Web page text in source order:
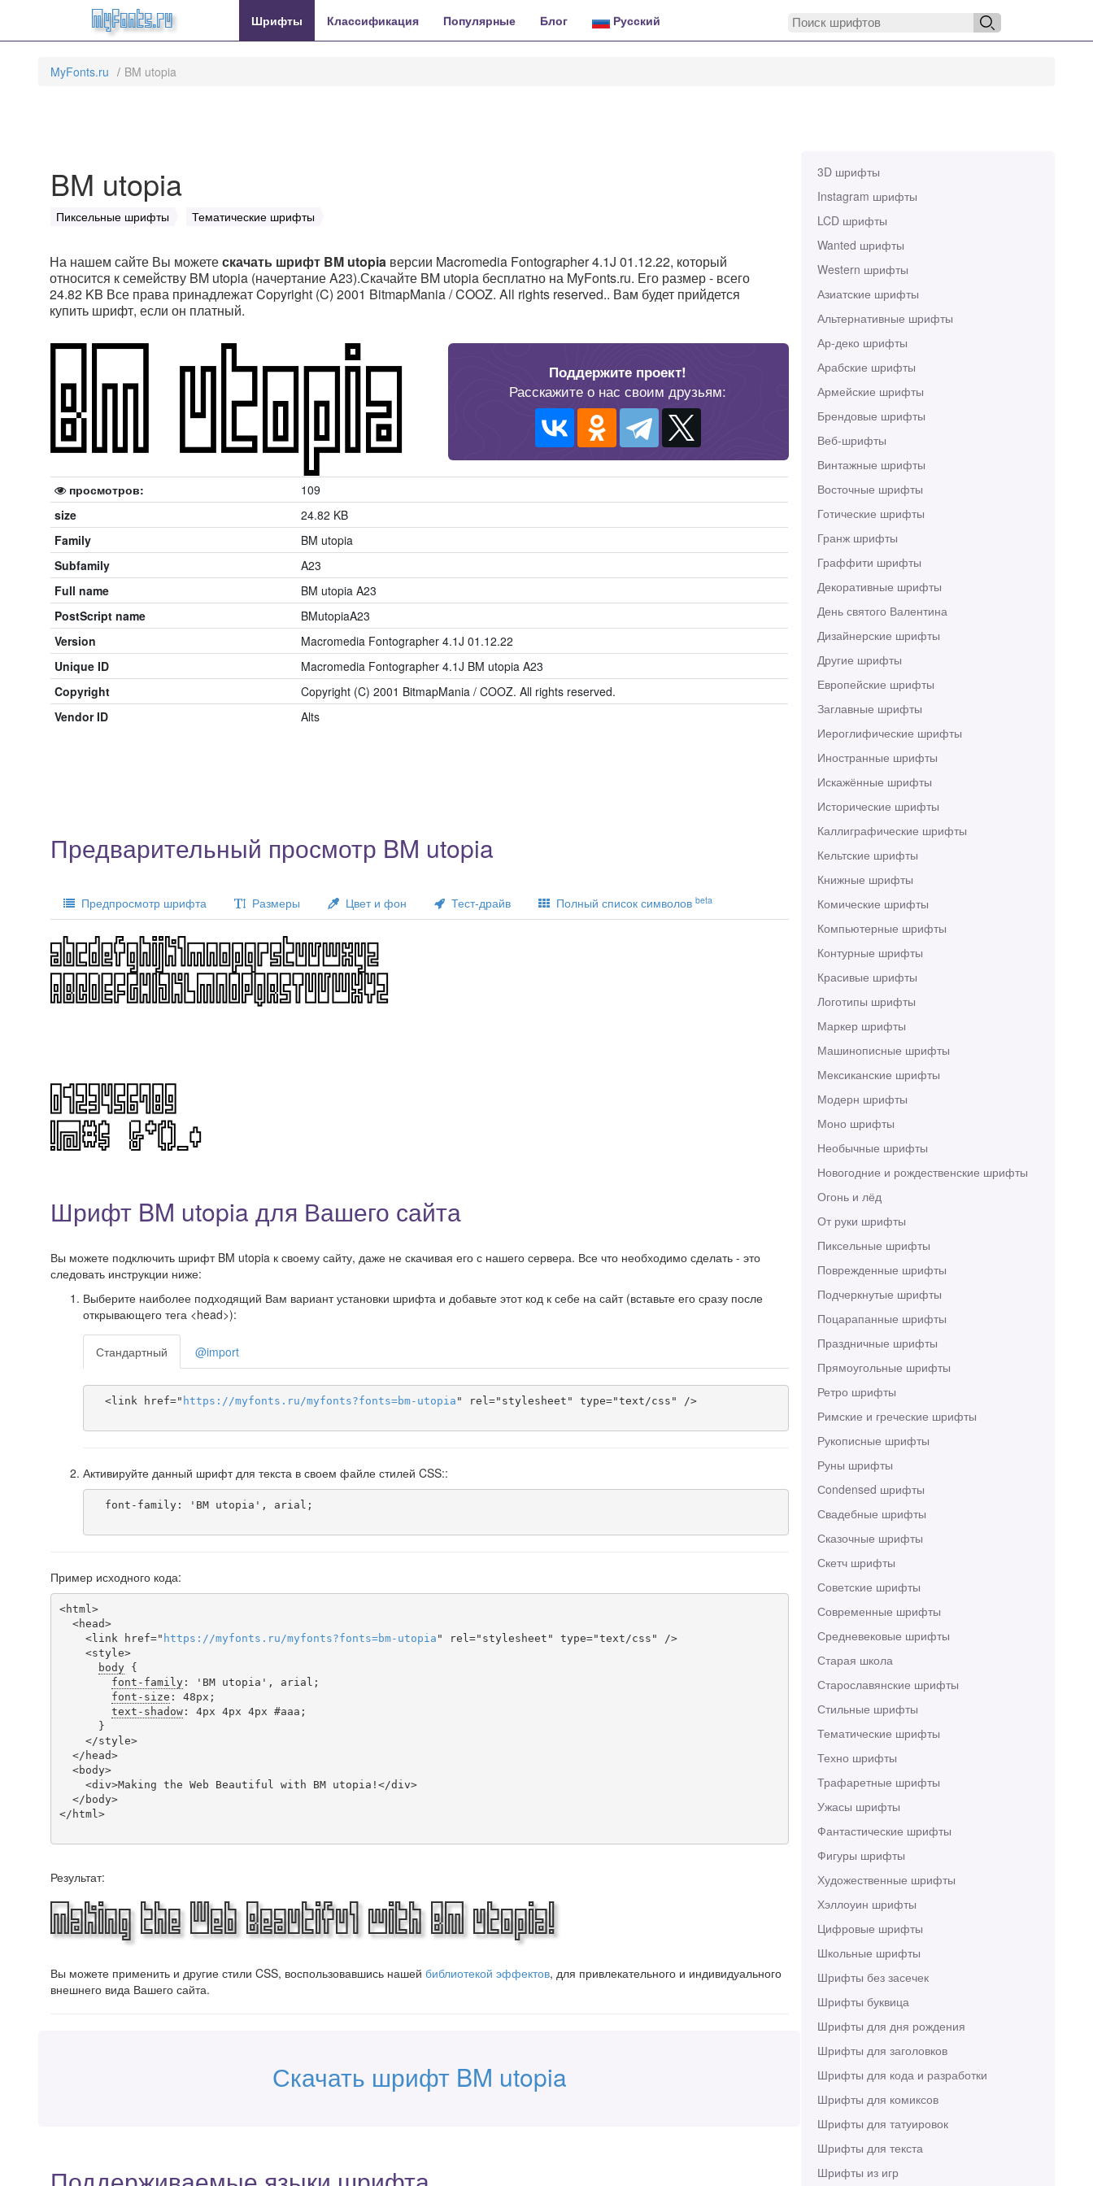
MyFonts.ru Шрифты Классификация Популярные Блог Русский
MyFonts.ru BM utopia
3D шрифты
Instagram шрифты
LCD шрифты
Wanted шрифты
Western шрифты
Азиатские шрифты
Альтернативные шрифты
Ар-деко шрифты
Арабские шрифты
Армейские шрифты
Брендовые шрифты
Веб-шрифты
Винтажные шрифты
Восточные шрифты
Готические шрифты
Гранж шрифты
Граффити шрифты
Декоративные шрифты
День святого Валентина
Дизайнерские шрифты
Другие шрифты
Европейские шрифты
Заглавные шрифты
Иероглифические шрифты
Иностранные шрифты
Искажённые шрифты
Исторические шрифты
Каллиграфические шрифты
Кельтские шрифты
Книжные шрифты
Комические шрифты
Компьютерные шрифты
Контурные шрифты
Красивые шрифты
Логотипы шрифты
Маркер шрифты
Машинописные шрифты
Мексиканские шрифты
Модерн шрифты
Моно шрифты
Необычные шрифты
Новогодние и рождественские шрифты
Огонь и лёд
От руки шрифты
Пиксельные шрифты
Поврежденные шрифты
Подчеркнутые шрифты
Поцарапанные шрифты
Праздничные шрифты
Прямоугольные шрифты
Ретро шрифты
Римские и греческие шрифты
Рукописные шрифты
Руны шрифты
Сondensed шрифты
Свадебные шрифты
Сказочные шрифты
Скетч шрифты
Советские шрифты
Современные шрифты
Средневековые шрифты
Старая школа
Старославянские шрифты
Стильные шрифты
Тематические шрифты
Техно шрифты
Трафаретные шрифты
Ужасы шрифты
Фантастические шрифты
Фигуры шрифты
Художественные шрифты
Хэллоуин шрифты
Цифровые шрифты
Школьные шрифты
Шрифты без засечек
Шрифты буквица
Шрифты для дня рождения
Шрифты для заголовков
Шрифты для кода и разработки
Шрифты для комиксов
Шрифты для татуировок
Шрифты для текста
Шрифты из игр
BM utopia
Пиксельные шрифты Тематические шрифты
На нашем сайте Вы можетескачать шрифт BM utopia версии Macromedia Fontographer 4.1J 01.12.22, который
относится к семейству BM utopia (начертание A23).Скачайте BM utopia бесплатно на MyFonts.ru. Его размер - всего
24.82 KB Все права принадлежат Copyright (C) 2001 BitmapMania / COOZ. All rights reserved.. Вам будет прийдется
купить шрифт, если он платный.
Поддержите проект!
Расскажите о нас своим друзьям:
просмотров:
109
size
24.82 KB
Family
BM utopia
Subfamily
A23
Full name
BM utopia A23
PostScript name
BMutopiaA23
Version
Macromedia Fontographer 4.1J 01.12.22
Unique ID
Macromedia Fontographer 4.1J BM utopia A23
Copyright
Copyright (C) 2001 BitmapMania / COOZ. All rights reserved.
Vendor ID
Alts
Предварительный просмотр BM utopia
Предпросмотр шрифта Размеры Цвет и фон Тест-драйв Полный список символов beta
Шрифт BM utopia для Вашего сайта
Вы можете подключить шрифт BM utopia к своему сайту, даже не скачивая его с нашего сервера. Все что необходимо сделать - это
следовать инструкции ниже:
Выберите наиболее подходящий Вам вариант установки шрифта и добавьте этот код к себе на сайт (вставьте его сразу после
открывающего тега <head>):
Стандартный @import
  <link href="
https ://myfonts . ru /myfonts?fonts=bm-utopia " rel="stylesheet" type="text/css" />
Активируйте данный шрифт для текста в своем файле стилей CSS::
Пример исходного кода:
<html>
    <link href="
https ://myfonts . ru /myfonts?fonts=bm-utopia " rel="stylesheet" type="text/css" />
body {
font-family: 'BM utopia', arial;
font-size : 48px;
text-shadow: 4px 4px 4px #aaa;
</html>
Результат:
Making the Web Beautiful with BM utopia!
Вы можете применить и другие стили CSS, воспользовавшись нашей библиотекой эффектов, для привлекательного и индивидуального
внешнего вида Вашего сайта.
Скачать шрифт BM utopia